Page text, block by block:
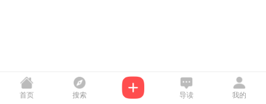
首页 搜索 导读 我的